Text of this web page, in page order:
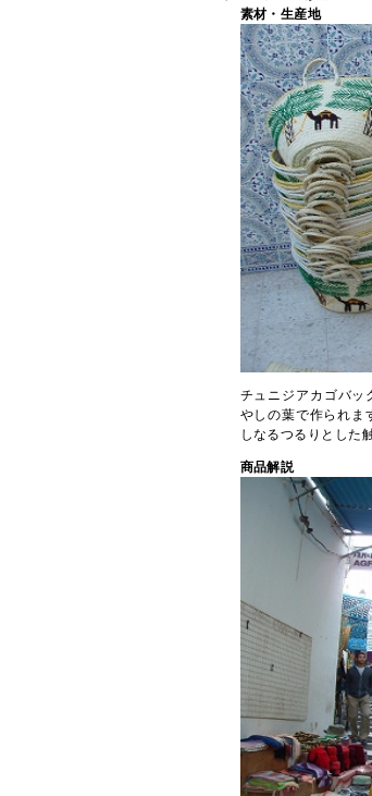
素材・生産地
チュニジアカゴバッ
やしの葉で作られま
しなるつるりとした
商品解説